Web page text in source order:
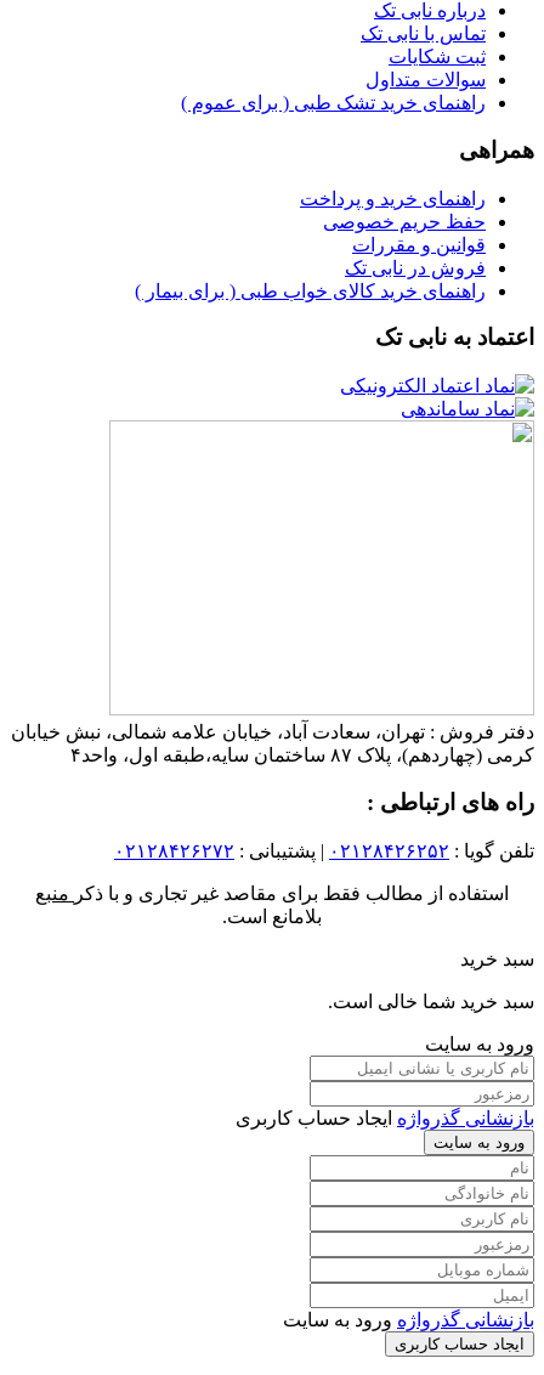
درباره نابی تک
تماس با نابی تک
ثبت شکایات
سوالات متداول
راهنمای خرید تشک طبی ( برای عموم )
راهنمای خرید و پرداخت
حفظ حریم خصوصی
قوانین و مقررات
فروش در نابی تک
راهنمای خرید کالای خواب طبی ( برای بیمار )
به نابی تک
فروش : تهران، سعادت آباد، خیابان علامه شمالی، نبش خیابان
پلاک ۸۷ ساختمان سایه،طبقه اول، واحد۴
های ارتباطی :
گویا :۰۲۱۲۸۴۲۶۲۵۲| پشتیبانی :۰۲۱۲۸۴۲۶۲۷۲
استفاده از مطالب فقط برای مقاصد غیر تجاری و با ذکر منبع
بلامانع است.
خرید
خرید شما خالی است.
به سایت
گذرواژه ایجاد حساب کاربری
به سایت
گذرواژه ورود به سایت
حساب کاربری